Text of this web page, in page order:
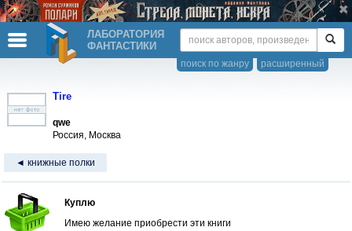
ЛАБОРАТОРИЯ
ФАНТАСТИКИ
расширенный
поиск по жанру
Tire
qwe
Россия, Москва
◄ книжные полки
Куплю
Имею желание приобрести эти книги